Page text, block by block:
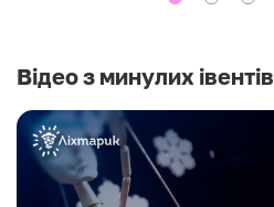
Відео з минулих івентів